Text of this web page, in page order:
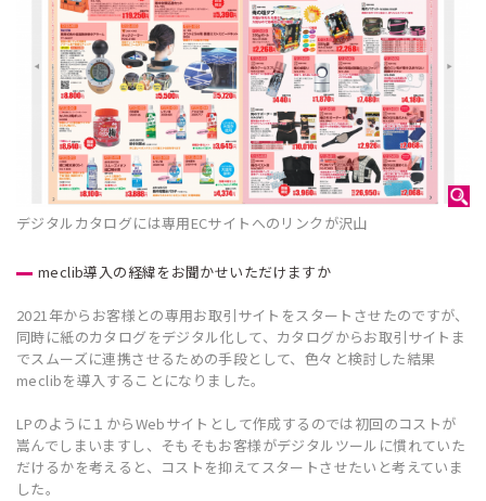
デジタルカタログには専用ECサイトへのリンクが沢山
meclib導入の経緯をお聞かせいただけますか
2021年からお客様との専用お取引サイトをスタートさせたのですが、
同時に紙のカタログをデジタル化して、カタログからお取引サイトま
でスムーズに連携させるための手段として、色々と検討した結果
meclibを導入することになりました。
LPのように１からWebサイトとして作成するのでは初回のコストが
嵩んでしまいますし、そもそもお客様がデジタルツールに慣れていた
だけるかを考えると、コストを抑えてスタートさせたいと考えていま
した。